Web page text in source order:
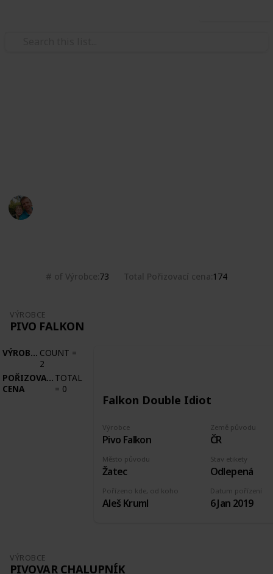
# of Výrobce 73 Total Pořizovací cena 174
VÝROBCE
PIVO FALKON
VÝROBCE COUNT =
2
POŘIZOVACÍ
CENA
TOTAL
= 0
Falkon Double Idiot
Výrobce
Pivo Falkon
Země původu
ČR
Pořízeno kde, od koho
Aleš Kruml
Stav etikety
Odlepená
Datum pořízení
6 Jan 2019
Město původu
Žatec
VÝROBCE
PIVOVAR CHALUPNÍK